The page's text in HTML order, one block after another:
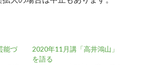
能づ
2020年11月講「高井鴻山」
を語る